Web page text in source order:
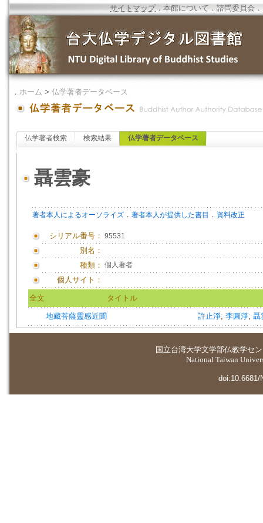
サイトマップ．本館について ．諮問委員会 ．
． ホーム > 仏学著者データベース
仏学著者検索 検索結果 仏学著者データベース
聶雲豪
著者本人によるオーソライズ ． 著者本人が提供した書目 ． 資料改正
シリアル番号： 95531
別名：
種類： 個人著者
個人サイト：
全文 タイトル
地藏菩薩靈感近聞 許止淨; 李圓淨; 聶
国立台湾大学文学部仏教学セ
National Taiwan
doi:10.6681/